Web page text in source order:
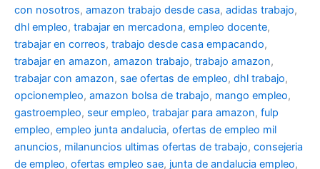
con nosotros, amazon trabajo desde casa, adidas trabajo,
dhl empleo, trabajar en mercadona, empleo docente,
trabajar en correos, trabajo desde casa empacando,
trabajar en amazon, amazon trabajo, trabajo amazon,
trabajar con amazon, sae ofertas de empleo, dhl trabajo,
opcionempleo, amazon bolsa de trabajo, mango empleo,
gastroempleo, seur empleo, trabajar para amazon, fulp
empleo, empleo junta andalucia, ofertas de empleo mil
anuncios, milanuncios ultimas ofertas de trabajo, consejeria
de empleo, ofertas empleo sae, junta de andalucia empleo,